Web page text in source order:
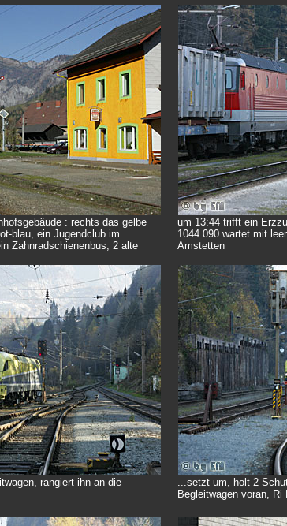
: rechts das gelbe
blau, ein Jugendclub im
Zahnradschienenbus, 2 alte
um 13:44 trifft ein
1044 090 wartet mit
Amstetten
rangiert ihn an die
...setzt um, holt 2
Begleitwagen voran,